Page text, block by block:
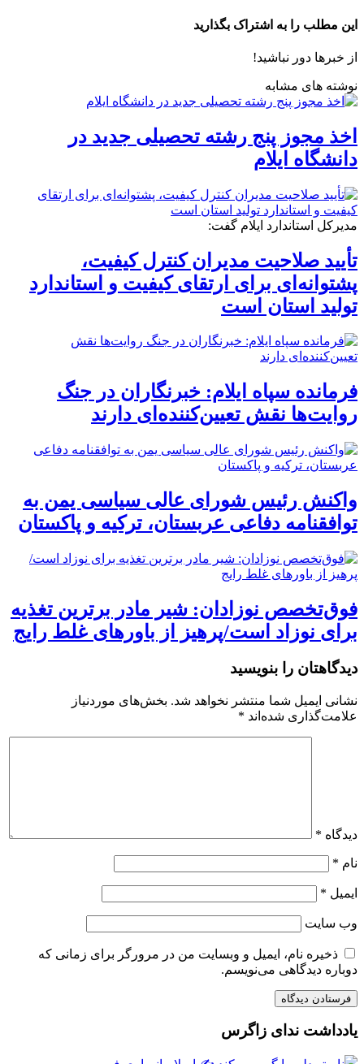
این مطلب را به اشتراک بگذارید
از خبرها دور نباشید!
نوشته های مشابه
اخذ مجوز پنج رشته تحصیلی جدید در
دانشگاه ایلام
مدیرکل استاندارد ایلام گفت:
تأیید صلاحیت مدیران کنترل کیفیت،
پشتوانه‌ای برای ارتقای کیفیت و استاندارد
تولید استان است
فرمانده سپاه ایلام: خبرنگاران در جنگ
روایت‌ها نقش تعیین‌کننده‌ای دارند
واکنش رئیس شورای عالی سیاسی یمن به
توافقنامه دفاعی عربستان، ترکیه و پاکستان
فوق‌تخصص نوزادان: شیر مادر برترین تغذیه
برای نوزاد است/پرهیز از باورهای غلط رایج
دیدگاهتان را بنویسید
نشانی ایمیل شما منتشر نخواهد شد. بخش‌های موردنیاز
علامت‌گذاری شده‌اند *
دیدگاه *
نام *
ایمیل *
وب‌ سایت
ذخیره نام، ایمیل و وبسایت من در مرورگر برای زمانی که
دوباره دیدگاهی می‌نویسم.
یادداشت ندای زاگرس